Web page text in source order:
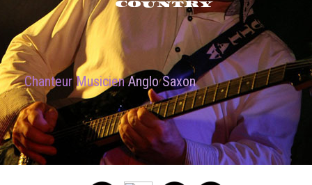
COUNTRY
Chanteur MusicienAnglo Saxon